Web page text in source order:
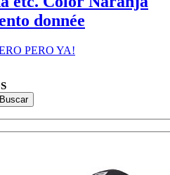
donnée
PERO YA!
Buscar